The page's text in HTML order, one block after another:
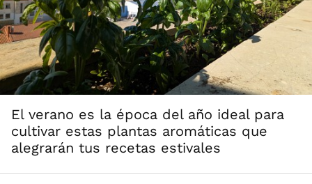
El verano es la época del año ideal para
cultivar estas plantas aromáticas que
alegrarán tus recetas estivales